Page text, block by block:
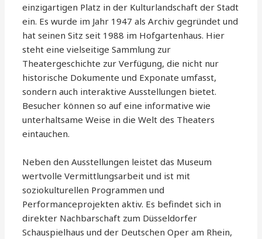
einzigartigen Platz in der Kulturlandschaft der Stadt
ein. Es wurde im Jahr 1947 als Archiv gegründet und
hat seinen Sitz seit 1988 im Hofgartenhaus. Hier
steht eine vielseitige Sammlung zur
Theatergeschichte zur Verfügung, die nicht nur
historische Dokumente und Exponate umfasst,
sondern auch interaktive Ausstellungen bietet.
Besucher können so auf eine informative wie
unterhaltsame Weise in die Welt des Theaters
eintauchen.
Neben den Ausstellungen leistet das Museum
wertvolle Vermittlungsarbeit und ist mit
soziokulturellen Programmen und
Performanceprojekten aktiv. Es befindet sich in
direkter Nachbarschaft zum Düsseldorfer
Schauspielhaus und der Deutschen Oper am Rhein,